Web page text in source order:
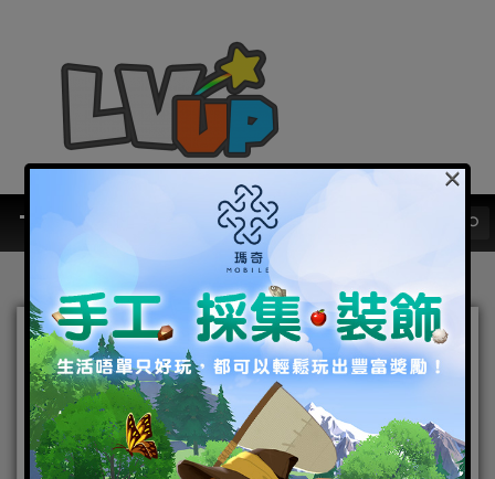
《白夜極光》版本更新 「破
曉啟程//夏日前序劇情即將
開啟」限時開放 IP聯動活動
「盜於月夜之下」同步開放
×